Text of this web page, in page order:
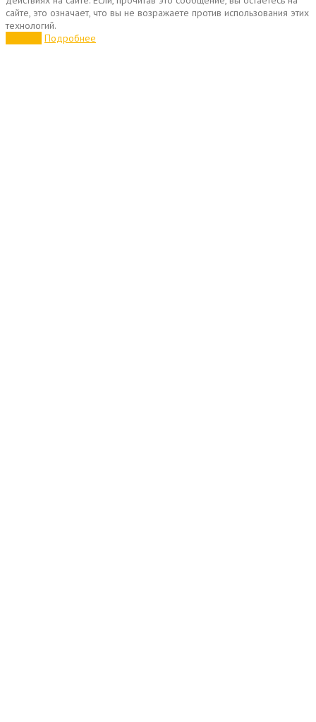
сайте, это означает, что вы не возражаете против использования этих
технологий.
Подробнее